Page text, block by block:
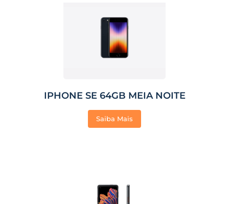
IPHONE SE 64GB MEIA NOITE
Saiba Mais